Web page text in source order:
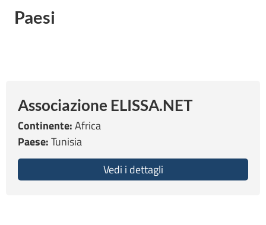
Associazione ELISSA.NET
Continente:Africa
Paese:Tunisia
Vedi i dettagli
Paesi